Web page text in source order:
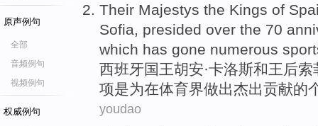
原声例句
全部
音频例句
视频例句
权威例句
Their Majestys the Kings of
Sofia, presided over the 70
which has gone numerous
西班牙国王胡安·卡洛斯和王后索
项是为在体育界做出杰出贡献的
youdao